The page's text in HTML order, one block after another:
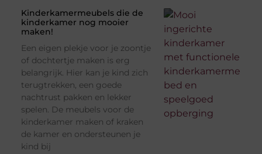
Kinderkamermeubels die de
kinderkamer nog mooier
maken!
Een eigen plekje voor je zoontje
of dochtertje maken is erg
belangrijk. Hier kan je kind zich
terugtrekken, een goede
nachtrust pakken en lekker
spelen. De meubels voor de
kinderkamer maken of kraken
de kamer en ondersteunen je
kind bij